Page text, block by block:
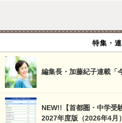
特集・
編集長・加藤紀子連載「
NEW!!【首都圏・中学受
2027年度版（2026年4月）